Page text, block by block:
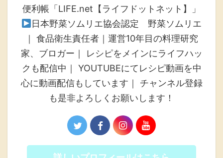
便利帳「LIFE.net【ライフドットネット】」
日本野菜ソムリエ協会認定 野菜ソムリエ
｜ 食品衛生責任者｜運営10年目の料理研究
家、ブロガー｜ レシピをメインにライフハッ
クも配信中｜ YOUTUBEにてレシピ動画を中
心に動画配信もしています｜ チャンネル登録
も是非よろしくお願いします！